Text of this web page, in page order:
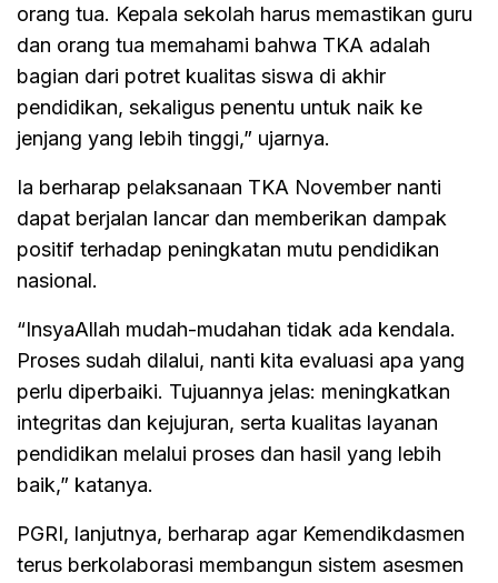
orang tua. Kepala sekolah harus memastikan guru
dan orang tua memahami bahwa TKA adalah
bagian dari potret kualitas siswa di akhir
pendidikan, sekaligus penentu untuk naik ke
jenjang yang lebih tinggi,” ujarnya.
Ia berharap pelaksanaan TKA November nanti
dapat berjalan lancar dan memberikan dampak
positif terhadap peningkatan mutu pendidikan
nasional.
“InsyaAllah mudah-mudahan tidak ada kendala.
Proses sudah dilalui, nanti kita evaluasi apa yang
perlu diperbaiki. Tujuannya jelas: meningkatkan
integritas dan kejujuran, serta kualitas layanan
pendidikan melalui proses dan hasil yang lebih
baik,” katanya.
PGRI, lanjutnya, berharap agar Kemendikdasmen
terus berkolaborasi membangun sistem asesmen